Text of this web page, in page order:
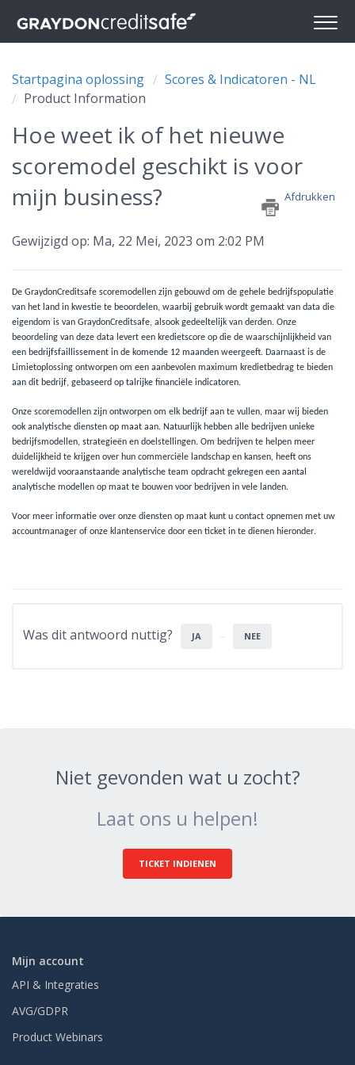
Startpagina oplossing
Scores & Indicatoren - NL
Product Information
Hoe weet ik of het nieuwe
scoremodel geschikt is voor
mijn business?
Afdrukken
Gewijzigd op: Ma, 22 Mei, 2023 om 2:02 PM
De GraydonCreditsafe scoremodellen zijn gebouwd om de gehele bedrijfspopulatie
van het land in kwestie te beoordelen, waarbij gebruik wordt gemaakt van data die
eigendom is van GraydonCreditsafe, alsook gedeeltelijk van derden. Onze
beoordeling van deze data levert een kredietscore op die de waarschijnlijkheid van
een bedrijfsfaillissement in de komende 12 maanden weergeeft. Daarnaast is de
Limietoplossing ontworpen om een aanbevolen maximum kredietbedrag te bieden
aan dit bedrijf, gebaseerd op talrijke financiële indicatoren.
Onze scoremodellen zijn ontworpen om elk bedrijf aan te vullen, maar wij bieden
ook analytische diensten op maat aan. Natuurlijk hebben alle bedrijven unieke
bedrijfsmodellen, strategieën en doelstellingen. Om bedrijven te helpen meer
duidelijkheid te krijgen over hun commerciële landschap en kansen, heeft ons
wereldwijd vooraanstaande analytische team opdracht gekregen een aantal
analytische modellen op maat te bouwen voor bedrijven in vele landen.
Voor meer informatie over onze diensten op maat kunt u contact opnemen met uw
accountmanager of onze klantenservice door een ticket in te dienen hieronder.
Was dit antwoord nuttig? JA NEE
Niet gevonden wat u zocht?
Laat ons u helpen!
TICKET INDIENEN
Mijn account
API & Integraties
AVG/GDPR
Product Webinars